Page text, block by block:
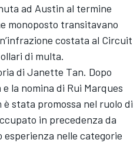
ad Austin al termine
monoposto transitavano
costata al Circuit
di multa.
di Janette Tan. Dopo
la nomina di Rui Marques
stata promossa nel ruolo di
in precedenza da
nelle categorie